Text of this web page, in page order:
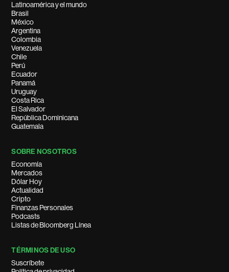
Latinoamérica y el mundo
Brasil
México
Argentina
Colombia
Venezuela
Chile
Perú
Ecuador
Panamá
Uruguay
Costa Rica
El Salvador
República Dominicana
Guatemala
SOBRE NOSOTROS
Economía
Mercados
Dólar Hoy
Actualidad
Cripto
Finanzas Personales
Podcasts
Listas de Bloomberg Línea
TÉRMINOS DE USO
Suscríbete